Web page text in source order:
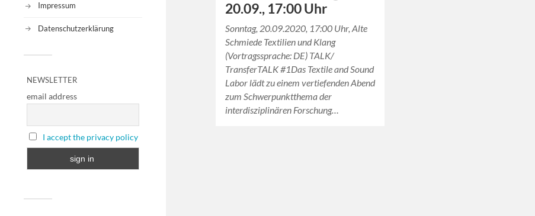
Impressum
Datenschutzerklärung
NEWSLETTER
email address
I accept the privacy policy
20.09., 17:00 Uhr
Sonntag, 20.09.2020, 17:00 Uhr, Alte
Schmiede Textilien und Klang
(Vortragssprache: DE) TALK/
TransferTALK #1Das Textile and Sound
Labor lädt zu einem vertiefenden Abend
zum Schwerpunktthema der
interdisziplinären Forschung…